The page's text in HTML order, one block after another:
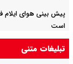
است
تبلیغات متنی